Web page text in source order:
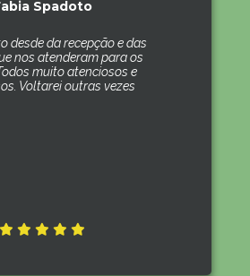
Spadoto
desde da recepção e das
nos atenderam para os
muito atenciosos e
Voltarei outras vezes